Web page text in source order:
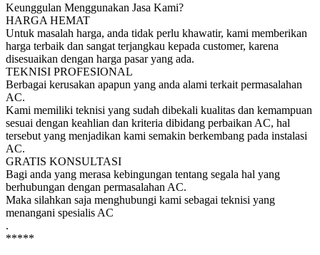
Keunggulan Menggunakan Jasa Kami?
HARGA HEMAT
Untuk masalah harga, anda tidak perlu khawatir, kami memberikan
harga terbaik dan sangat terjangkau kepada customer, karena
disesuaikan dengan harga pasar yang ada.
TEKNISI PROFESIONAL
Berbagai kerusakan apapun yang anda alami terkait permasalahan
AC.
Kami memiliki teknisi yang sudah dibekali kualitas dan kemampuan
sesuai dengan keahlian dan kriteria dibidang perbaikan AC, hal
tersebut yang menjadikan kami semakin berkembang pada instalasi
AC.
GRATIS KONSULTASI
Bagi anda yang merasa kebingungan tentang segala hal yang
berhubungan dengan permasalahan AC.
Maka silahkan saja menghubungi kami sebagai teknisi yang
menangani spesialis AC
.
*****